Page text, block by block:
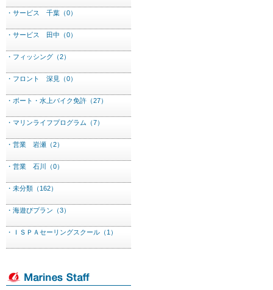
・サービス 千葉（0）
・サービス 田中（0）
・フィッシング（2）
・フロント 深見（0）
・ボート・水上バイク免許（27）
・マリンライフプログラム（7）
・営業 岩瀬（2）
・営業 石川（0）
・未分類（162）
・海遊びプラン（3）
・ＩＳＰＡセーリングスクール（1）